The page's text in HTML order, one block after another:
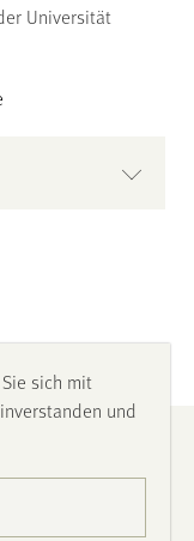
Universität
persdb/MM-
sich mit
und